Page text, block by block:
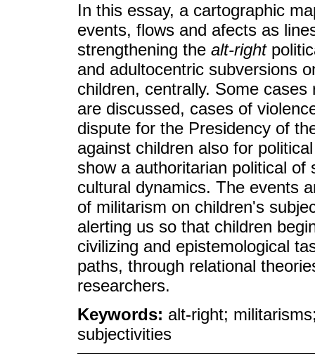
In this essay, a cartographic
events, flows and afects as
strengthening the alt-right
and adultocentric subversions
children, centrally. Some
are discussed, cases of
dispute for the Presidency of
against children also for
show a authoritarian political
cultural dynamics. The events
of militarism on children's
alerting us so that children
civilizing and epistemological
paths, through relational
researchers.
Keywords: alt-right;
subjectivities